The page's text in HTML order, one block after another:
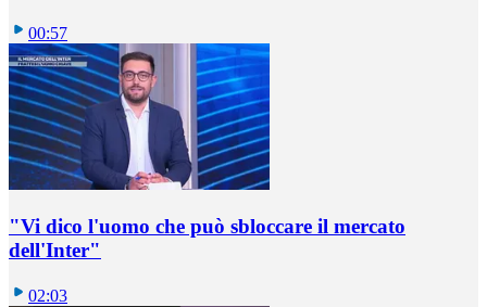
00:57
"Vi dico l'uomo che può sbloccare il mercato
dell'Inter"
02:03